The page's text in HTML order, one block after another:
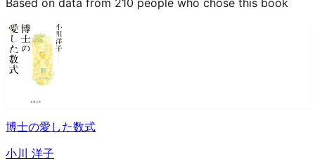
博士の愛した数式
小川 洋子